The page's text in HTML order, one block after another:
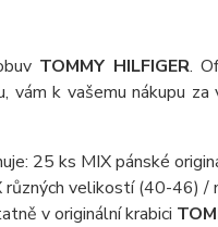
TOMMY HILFIGER.
vám k vašemu nákupu
25 ks MIX pánské
různých velikostí (40-46)
v originální krabici